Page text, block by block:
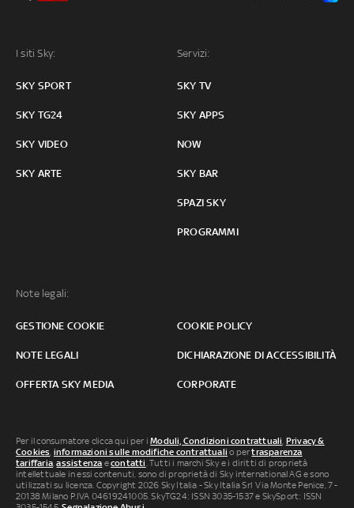
I siti Sky:
SKY SPORT
SKY TG24
SKY VIDEO
SKY ARTE
Servizi:
SKY TV
SKY APPS
NOW
SKY BAR
SPAZI SKY
PROGRAMMI
Note legali:
GESTIONE COOKIE COOKIE POLICY
NOTE LEGALI DICHIARAZIONE DI ACCESSIBILITÀ
OFFERTA SKY MEDIA CORPORATE
Per il consumatore clicca qui per iModuli, Condizioni contrattuali, Privacy &
Cookies, informazioni sulle modifiche contrattuali o pertrasparenza
tariffaria,assistenza econtatti. Tutti i marchi Sky e i diritti di proprietà
intellettuale in essi contenuti, sono di proprietà di Sky international AG e sono
utilizzati su licenza. Copyright 2026 Sky Italia - Sky Italia Srl Via Monte Penice, 7 -
20138 Milano P.IVA 04619241005. SkyTG24: ISSN 3035-1537 e SkySport: ISSN